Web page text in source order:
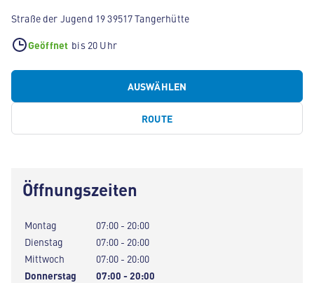
Straße der Jugend 19 39517 Tangerhütte
Geöffnet bis 20 Uhr
AUSWÄHLEN
ROUTE
Öffnungszeiten
Montag
07:00 - 20:00
Dienstag
07:00 - 20:00
Mittwoch
07:00 - 20:00
Donnerstag
07:00 - 20:00